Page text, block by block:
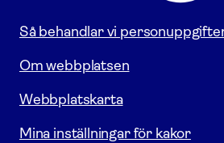
Så behandlar vi
Om webbplatsen
Webbplatskarta
Mina inställningar för kakor